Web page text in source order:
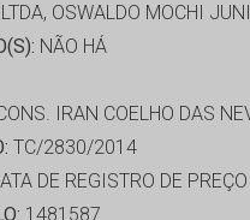
OSWALDO MOCHI
NÃO HÁ
IRAN COELHO DAS
TC/2830/2014
ATA DE REGISTRO DE
1481587